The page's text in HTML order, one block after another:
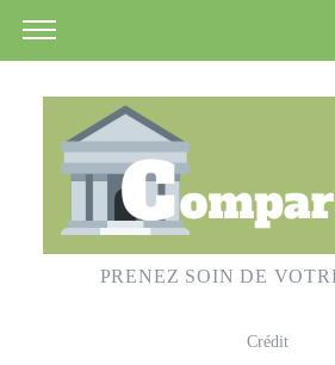
PRENEZ SOIN DE
Crédit